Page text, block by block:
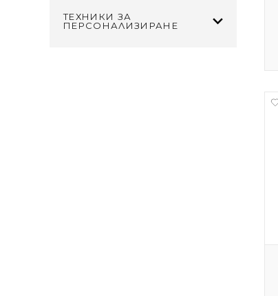
ТЕХНИКИ ЗА
ПЕРСОНАЛИЗИРАНЕ